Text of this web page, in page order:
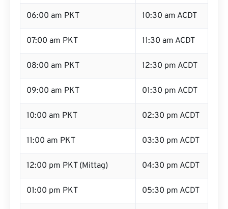
06:00 am PKT 10:30 am ACDT
07:00 am PKT 11:30 am ACDT
08:00 am PKT 12:30 pm ACDT
09:00 am PKT 01:30 pm ACDT
10:00 am PKT 02:30 pm ACDT
11:00 am PKT 03:30 pm ACDT
12:00 pm PKT (Mittag) 04:30 pm ACDT
01:00 pm PKT 05:30 pm ACDT